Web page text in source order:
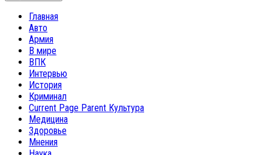
Главная
Авто
Армия
В мире
ВПК
Интервью
История
Криминал
Current Page Parent Культура
Медицина
Здоровье
Мнения